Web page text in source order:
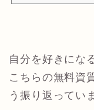
自分を好きにな
こちらの無料資
う振り返ってい